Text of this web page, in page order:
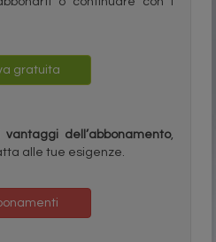
gratuita
ivantaggi dell’abbonamento,
alle tue esigenze.